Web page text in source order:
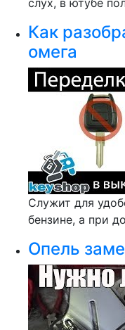
слух, в ютубе
Как
омега
Служит для
бензине, а при
Опель